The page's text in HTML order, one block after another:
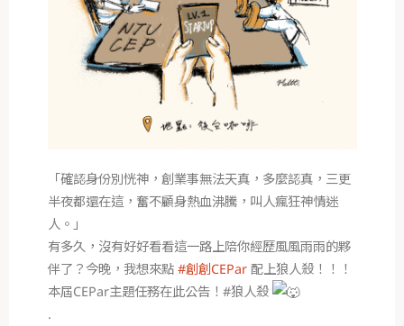
「確認身份別恍神，創業事無法天真，多麼認真，三更
半夜都還在這，奮不顧身熱血沸騰，叫人瘋狂神情迷
人。」
有多久，沒有好好看看這一路上陪你經歷風風雨雨的夥
伴了？今晚，我想來點 #創創CEPar配上狼人殺！！！
本屆CEPar主題任務在此公告！#狼人殺
.